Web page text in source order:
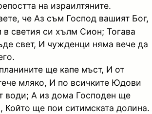
на израилтяните.
че Аз съм Господ вашият Бог,
в светия си хълм Сион; Тогава
свет, И чужденци няма вече да
ще капе мъст, И от
мляко, И по всичките Юдови
води; А из дома Господен ще
Който ще пои ситимската долина.